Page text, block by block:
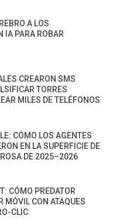
A LOS
IA PARA ROBAR
CREARON SMS
TORRES
MILES DE TELÉFONOS
CÓMO LOS AGENTES
EN LA SUPERFICIE DE
DE 2025–2026
CÓMO PREDATOR
MÓVIL CON ATAQUES
CLIC